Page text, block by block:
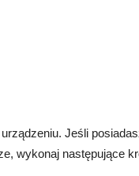
Jeśli
wykonaj następujące